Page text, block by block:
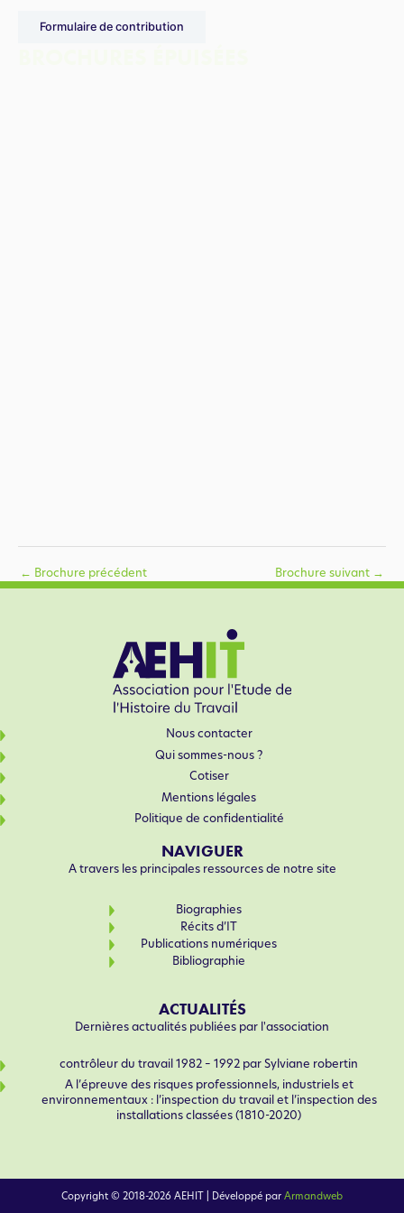
Formulaire de contribution
← Brochure précédent Brochure suivant →
Nous contacter
Qui sommes-nous ?
Cotiser
Mentions légales
Politique de confidentialité
NAVIGUER
A travers les principales ressources de notre site
Biographies
Récits d’IT
Publications numériques
Bibliographie
ACTUALITÉS
Dernières actualités publiées par l'association
contrôleur du travail 1982 – 1992 par Sylviane robertin
A l’épreuve des risques professionnels, industriels et
environnementaux : l’inspection du travail et l’inspection des
installations classées (1810-2020)
Copyright © 2018-2026 AEHIT | Développé par Armandweb